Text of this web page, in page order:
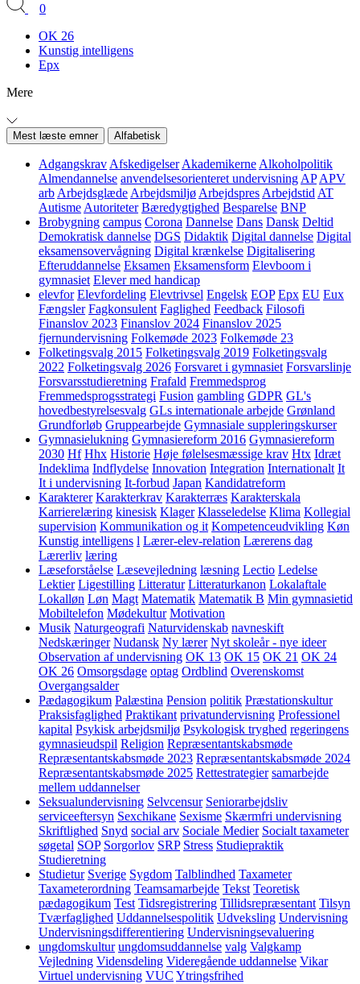
0
OK 26
Kunstig intelligens
Epx
Mere
Mest læste emner Alfabetisk
Adgangskrav Afskedigelser Akademikerne Alkoholpolitik
Almendannelse anvendelsesorienteret undervisning AP APV
arb Arbejdsglæde Arbejdsmiljø Arbejdspres Arbejdstid AT
Autisme Autoriteter Bæredygtighed Besparelse BNP
Brobygning campus Corona Dannelse Dans Dansk Deltid
Demokratisk dannelse DGS Didaktik Digital dannelse Digital
eksamensovervågning Digital krænkelse Digitalisering
Efteruddannelse Eksamen Eksamensform Elevboom i
gymnasiet Elever med handicap
elevfor Elevfordeling Elevtrivsel Engelsk EOP Epx EU Eux
Fængsler Fagkonsulent Faglighed Feedback Filosofi
Finanslov 2023 Finanslov 2024 Finanslov 2025
fjernundervisning Folkemøde 2023 Folkemøde 23
Folketingsvalg 2015 Folketingsvalg 2019 Folketingsvalg
2022 Folketingsvalg 2026 Forsvaret i gymnasiet Forsvarslinje
Forsvarsstudieretning Frafald Fremmedsprog
Fremmedsprogsstrategi Fusion gambling GDPR GL's
hovedbestyrelsesvalg GLs internationale arbejde Grønland
Grundforløb Gruppearbejde Gymnasiale suppleringskurser
Gymnasielukning Gymnasiereform 2016 Gymnasiereform
2030 Hf Hhx Historie Høje følelsesmæssige krav Htx Idræt
Indeklima Indflydelse Innovation Integration Internationalt It
It i undervisning It-forbud Japan Kandidatreform
Karakterer Karakterkrav Karakterræs Karakterskala
Karrierelæring kinesisk Klager Klasseledelse Klima Kollegial
supervision Kommunikation og it Kompetenceudvikling Køn
Kunstig intelligens l Lærer-elev-relation Lærerens dag
Lærerliv læring
Læseforståelse Læsevejledning læsning Lectio Ledelse
Lektier Ligestilling Litteratur Litteraturkanon Lokalaftale
Lokalløn Løn Magt Matematik Matematik B Min gymnasietid
Mobiltelefon Mødekultur Motivation
Musik Naturgeografi Naturvidenskab navneskift
Nedskæringer Nudansk Ny lærer Nyt skoleår - nye ideer
Observation af undervisning OK 13 OK 15 OK 21 OK 24
OK 26 Omsorgsdage optag Ordblind Overenskomst
Overgangsalder
Pædagogikum Palæstina Pension politik Præstationskultur
Praksisfaglighed Praktikant privatundervisning Professionel
kapital Psykisk arbejdsmiljø Psykologisk tryghed regeringens
gymnasieudspil Religion Repræsentantskabsmøde
Repræsentantskabsmøde 2023 Repræsentantskabsmøde 2024
Repræsentantskabsmøde 2025 Rettestrategier samarbejde
mellem uddannelser
Seksualundervisning Selvcensur Seniorarbejdsliv
serviceeftersyn Sexchikane Sexisme Skærmfri undervisning
Skriftlighed Snyd social arv Sociale Medier Socialt taxameter
søgetal SOP Sorgorlov SRP Stress Studiepraktik
Studieretning
Studietur Sverige Sygdom Talblindhed Taxameter
Taxameterordning Teamsamarbejde Tekst Teoretisk
pædagogikum Test Tidsregistrering Tillidsrepræsentant Tilsyn
Tværfaglighed Uddannelsespolitik Udveksling Undervisning
Undervisningsdifferentiering Undervisningsevaluering
ungdomskultur ungdomsuddannelse valg Valgkamp
Vejledning Vidensdeling Videregående uddannelse Vikar
Virtuel undervisning VUC Ytringsfrihed